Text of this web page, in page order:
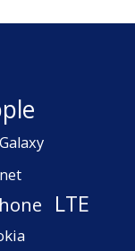
Galaxy
LTE